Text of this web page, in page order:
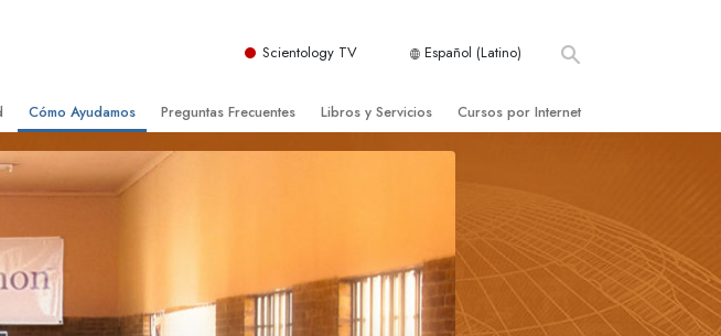
Scientology TV Español (Latino)
de
Cómo Ayudamos
El Camino a la Felicidad
Criminon
Narconon
Preguntas Frecuentes
Antecedentes y principios básicos
Libros y Servicios
Películas Introductorias
Cursos por Internet
Los Componentes de la Comprensión
Soluciones para un Entorno Peligroso